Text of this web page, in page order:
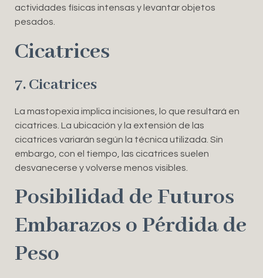
actividades físicas intensas y levantar objetos
pesados.
Cicatrices
7. Cicatrices
La mastopexia implica incisiones, lo que resultará en
cicatrices. La ubicación y la extensión de las
cicatrices variarán según la técnica utilizada. Sin
embargo, con el tiempo, las cicatrices suelen
desvanecerse y volverse menos visibles.
Posibilidad de Futuros
Embarazos o Pérdida de
Peso